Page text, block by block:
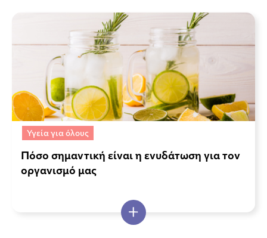
Υγεία για όλους
Πόσο σημαντική είναι η ενυδάτωση για τον
οργανισμό μας